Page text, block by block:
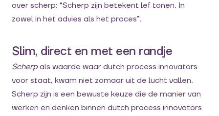
over scherp: “Scherp zijn betekent lef tonen. In
zowel in het advies als het proces”.
Slim, direct en met een randje
Scherpals waarde waar dutch process innovators
voor staat, kwam niet zomaar uit de lucht vallen.
Scherp zijn is een bewuste keuze die de manier van
werken en denken binnen dutch process innovators